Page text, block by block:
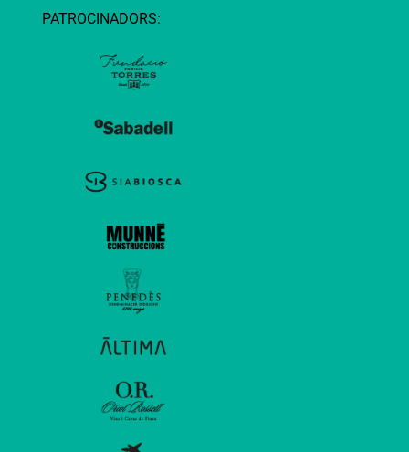
PATROCINADORS: